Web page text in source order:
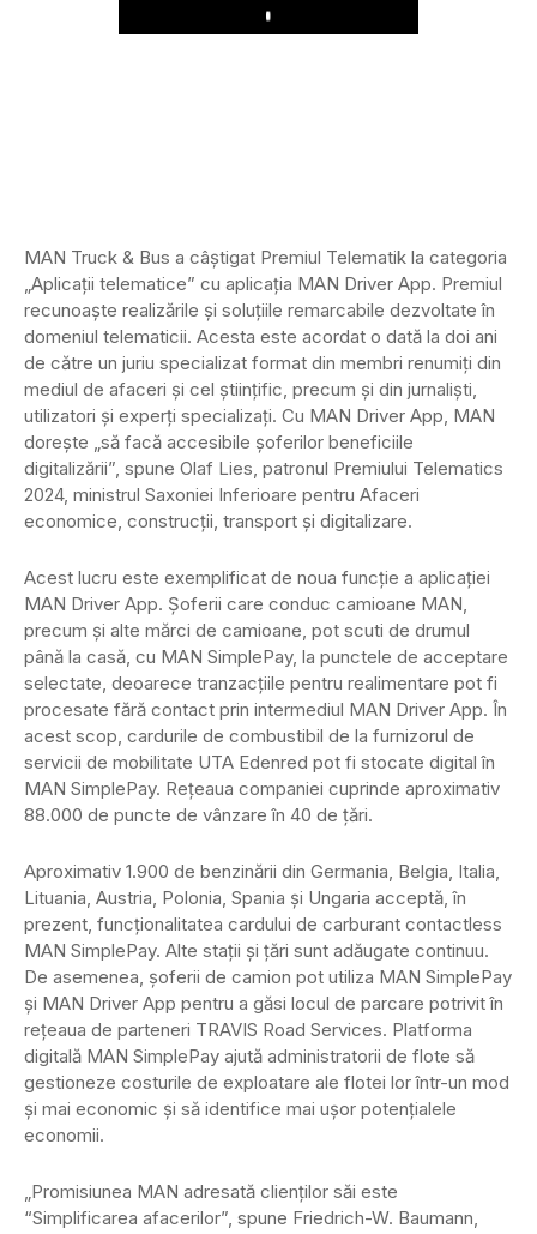
Play
MAN Truck & Bus a câștigat Premiul Telematik la categoria
„Aplicații telematice” cu aplicația MAN Driver App. Premiul
recunoaște realizările și soluțiile remarcabile dezvoltate în
domeniul telematicii. Acesta este acordat o dată la doi ani
de către un juriu specializat format din membri renumiți din
mediul de afaceri și cel științific, precum și din jurnaliști,
utilizatori și experți specializați. Cu MAN Driver App, MAN
dorește „să facă accesibile șoferilor beneficiile
digitalizării”, spune Olaf Lies, patronul Premiului Telematics
2024, ministrul Saxoniei Inferioare pentru Afaceri
economice, construcții, transport și digitalizare.
Acest lucru este exemplificat de noua funcție a aplicației
MAN Driver App. Șoferii care conduc camioane MAN,
precum și alte mărci de camioane, pot scuti de drumul
până la casă, cu MAN SimplePay, la punctele de acceptare
selectate, deoarece tranzacțiile pentru realimentare pot fi
procesate fără contact prin intermediul MAN Driver App. În
acest scop, cardurile de combustibil de la furnizorul de
servicii de mobilitate UTA Edenred pot fi stocate digital în
MAN SimplePay. Rețeaua companiei cuprinde aproximativ
88.000 de puncte de vânzare în 40 de țări.
Aproximativ 1.900 de benzinării din Germania, Belgia, Italia,
Lituania, Austria, Polonia, Spania și Ungaria acceptă, în
prezent, funcționalitatea cardului de carburant contactless
MAN SimplePay. Alte stații și țări sunt adăugate continuu.
De asemenea, șoferii de camion pot utiliza MAN SimplePay
și MAN Driver App pentru a găsi locul de parcare potrivit în
rețeaua de parteneri TRAVIS Road Services. Platforma
digitală MAN SimplePay ajută administratorii de flote să
gestioneze costurile de exploatare ale flotei lor într-un mod
și mai economic și să identifice mai ușor potențialele
economii.
„Promisiunea MAN adresată clienților săi este
“Simplificarea afacerilor”, spune Friedrich-W. Baumann,